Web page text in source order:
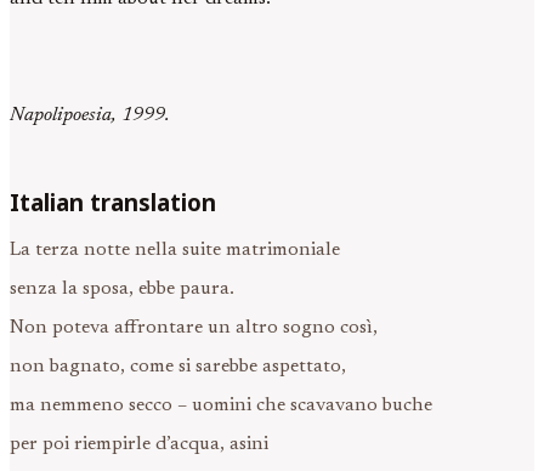
Napolipoesia, 1999.
Italian translation
La terza notte nella suite matrimoniale
senza la sposa, ebbe paura.
Non poteva affrontare un altro sogno così,
non bagnato, come si sarebbe aspettato,
ma nemmeno secco – uomini che scavavano buche
per poi riempirle d’acqua, asini